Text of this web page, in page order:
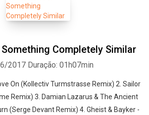
Completely Similar
2017 Duração: 01h07min
On (Kollectiv Turmstrasse Remix) 2. Sailor
Remix) 3. Damian Lazarus & The Ancient
(Serge Devant Remix) 4. Gheist & Bayker -